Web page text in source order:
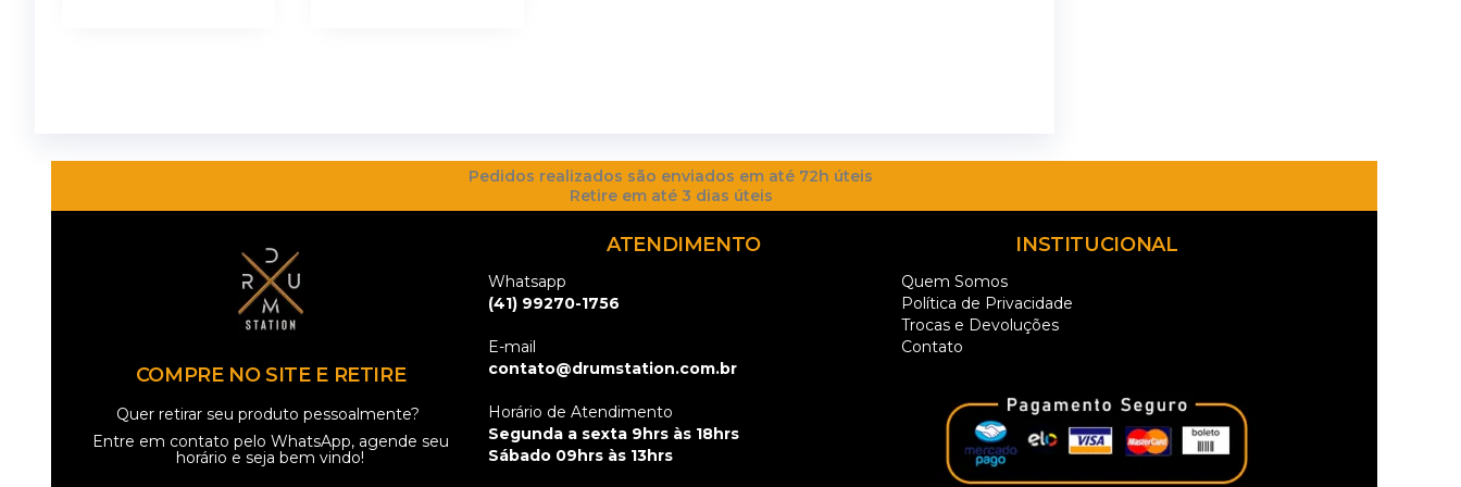
Pedidos realizados são enviados em até 72h úteis
Retire em até 3 dias úteis
COMPRE NO SITE E RETIRE
Quer retirar seu produto pessoalmente?
Entre em contato pelo WhatsApp, agende seu
horário e seja bem vindo!
ATENDIMENTO
Whatsapp
(41) 99270-1756
E-mail
contato@drumstation.com.br
Horário de Atendimento
Segunda a sexta 9hrs às 18hrs
Sábado 09hrs às 13hrs
INSTITUCIONAL
Quem Somos
Política de Privacidade
Trocas e Devoluções
Contato